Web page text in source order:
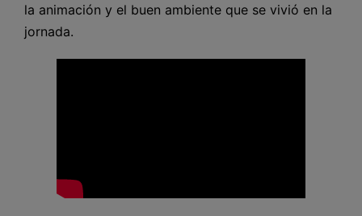
la animación y el buen ambiente que se vivió en la
jornada.